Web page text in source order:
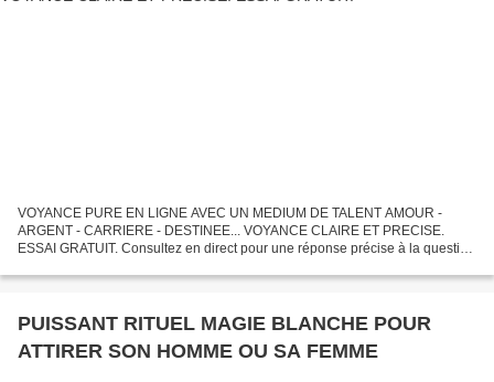
VOYANCE PURE EN LIGNE AVEC UN MEDIUM DE TALENT AMOUR -
ARGENT - CARRIERE - DESTINEE... VOYANCE CLAIRE ET PRECISE.
ESSAI GRATUIT. Consultez en direct pour une réponse précise à la question
PUISSANT RITUEL MAGIE BLANCHE POUR
ATTIRER SON HOMME OU SA FEMME